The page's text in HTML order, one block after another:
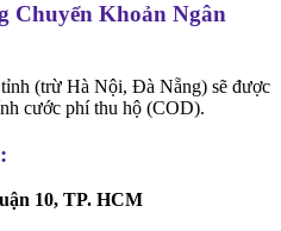
Chuyển Khoản Ngân
(trừ Hà Nội, Đà Nẵng) sẽ được
cước phí thu hộ (COD).
10, TP. HCM